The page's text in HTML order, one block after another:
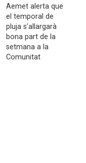
Aemet alerta que
el temporal de
pluja s’allargarà
bona part de la
setmana a la
Comunitat